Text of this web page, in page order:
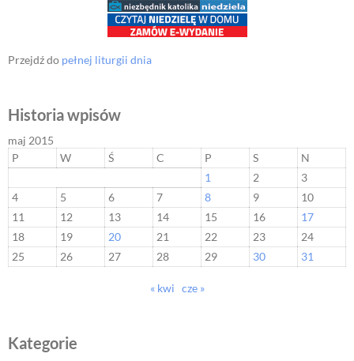
Przejdź do pełnej liturgii dnia
Historia wpisów
maj 2015
P
W Ś C P S
N
1
2
3
4
5 6 7 8 9
10
11
12 13 14 15 16
17
18
19 20 21 22 23
24
25
26 27 28 29 30 31
« kwi cze »
Kategorie